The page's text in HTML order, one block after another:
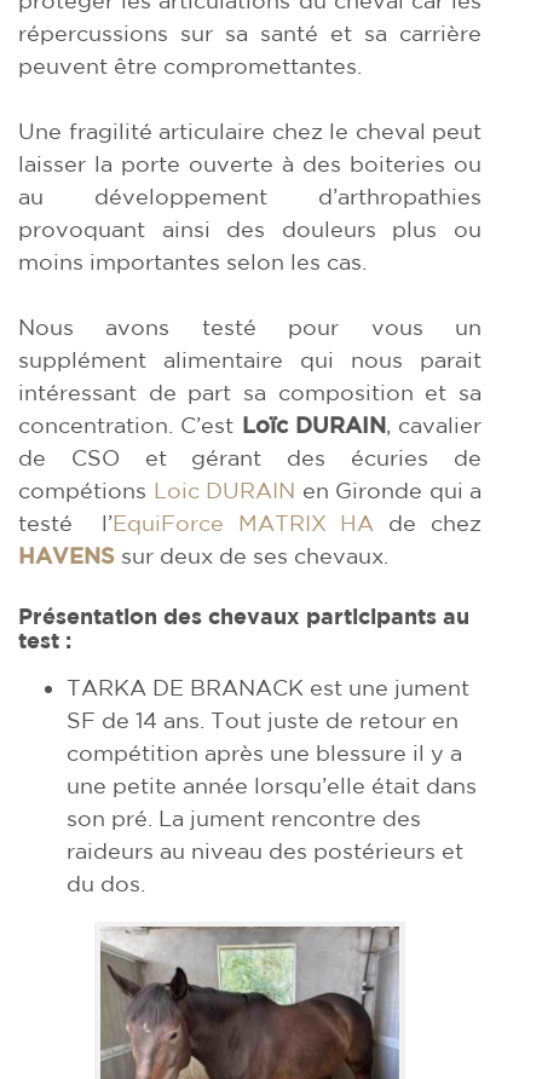
répercussions sur sa santé et sa carrière
peuvent être compromettantes.
Une fragilité articulaire chez le cheval peut
laisser la porte ouverte à des boiteries ou
au développement d’arthropathies
provoquant ainsi des douleurs plus ou
moins importantes selon les cas.
Nous avons testé pour vous un
supplément alimentaire qui nous parait
intéressant de part sa composition et sa
concentration. C’est Loïc DURAIN, cavalier
de CSO et gérant des écuries de
compétions Loic DURAIN en Gironde qui a
testé l’EquiForce MATRIX HA de chez
HAVENS sur deux de ses chevaux.
Présentation des chevaux participants au
test :
TARKA DE BRANACK est une jument
SF de 14 ans. Tout juste de retour en
compétition après une blessure il y a
une petite année lorsqu’elle était dans
son pré. La jument rencontre des
raideurs au niveau des postérieurs et
du dos.